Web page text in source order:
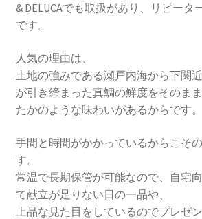
& DELUCAでも取扱があり、リピータ
です。
人気の理由は、
土地の強みである瀬戸内海から下関
が引き締まった真鯛の鮮度をそのま
たかのような味わいがあるからです。
手間と時間がかかっているからこそ
す。
常温で長期保管が可能なので、自宅
て献立が足りない日の一品や、
上品な見た目をしているのでプレゼ